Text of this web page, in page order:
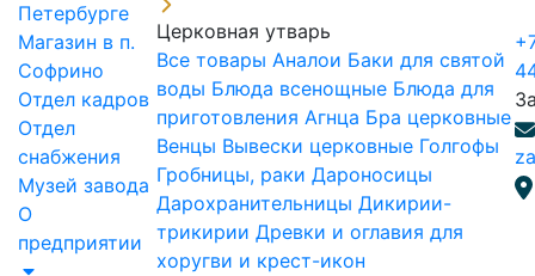
Петербурге
Магазин в п.
Софрино
Отдел кадров
Отдел
снабжения
Музей завода
О
предприятии
Церковная утварь
Все товары Аналои Баки для святой
воды Блюда всенощные Блюда для
приготовления Агнца Бра церковные
Венцы Вывески церковные Голгофы
Гробницы, раки Дароносицы
Дарохранительницы Дикирии-
трикирии Древки и оглавия для
хоругви и крест-икон